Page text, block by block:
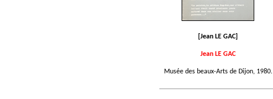
[Jean LE GAC]
Jean LE GAC
Musée des beaux-Arts de Dijon, 1980.